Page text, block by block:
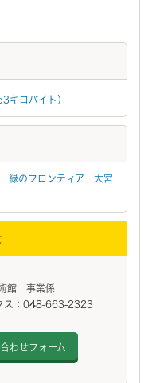
キロバイト）
緑のフロンティア―大宮
館 事業係
ス：048-663-2323
わせフォーム